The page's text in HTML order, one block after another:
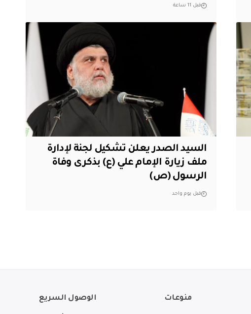
قبل 11 ساعة
السيد الصدر يعلن تشكيل لجنة لإدارة
ملف زيارة الإمام علي (ع) بذكرى وفاة
الرسول (ص)
قبل يوم واحد
منوعات الوصول السريع